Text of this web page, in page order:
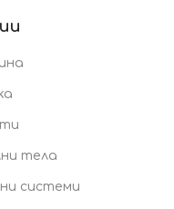
тела
системи